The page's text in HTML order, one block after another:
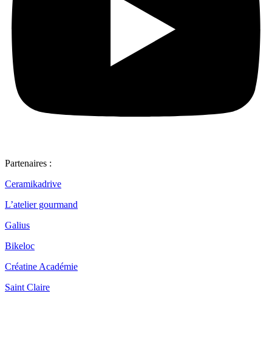
Partenaires :
Ceramikadrive
L’atelier gourmand
Galius
Bikeloc
Créatine Académie
Saint Claire